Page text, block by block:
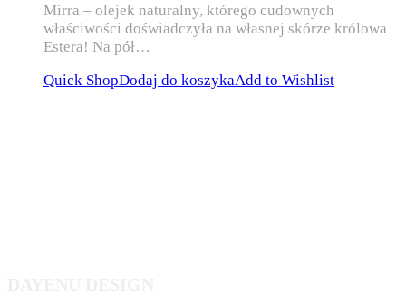
Mirra – olejek naturalny, którego cudownych
właściwości doświadczyła na własnej skórze królowa
Estera! Na pół…
Quick ShopDodaj do koszykaAdd to Wishlist